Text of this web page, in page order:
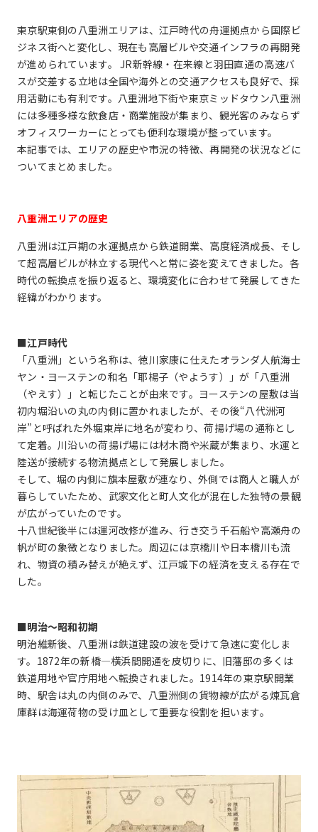
東京駅東側の八重洲エリアは、江戸時代の舟運拠点から国際ビ
ジネス街へと変化し、現在も高層ビルや交通インフラの再開発
が進められています。 JR新幹線・在来線と羽田直通の高速バ
スが交差する立地は全国や海外との交通アクセスも良好で、採
用活動にも有利です。八重洲地下街や東京ミッドタウン八重洲
には多種多様な飲食店・商業施設が集まり、観光客のみならず
オフィスワーカーにとっても便利な環境が整っています。
本記事では、エリアの歴史や市況の特徴、再開発の状況などに
ついてまとめました。
八重洲エリアの歴史
八重洲は江戸期の水運拠点から鉄道開業、高度経済成長、そし
て超高層ビルが林立する現代へと常に姿を変えてきました。各
時代の転換点を振り返ると、環境変化に合わせて発展してきた
経緯がわかります。
■江戸時代
「八重洲」という名称は、徳川家康に仕えたオランダ人航海士
ヤン・ヨーステンの和名「耶楊子（やようす）」が「八重洲
（やえす）」と転じたことが由来です。ヨーステンの屋敷は当
初内堀沿いの丸の内側に置かれましたが、その後“八代洲河
岸”と呼ばれた外堀東岸に地名が変わり、荷揚げ場の通称とし
て定着。川沿いの荷揚げ場には材木商や米蔵が集まり、水運と
陸送が接続する物流拠点として発展しました。
そして、堀の内側に旗本屋敷が連なり、外側では商人と職人が
暮らしていたため、武家文化と町人文化が混在した独特の景観
が広がっていたのです。
十八世紀後半には運河改修が進み、行き交う千石船や高瀬舟の
帆が町の象徴となりました。周辺には京橋川や日本橋川も流
れ、物資の積み替えが絶えず、江戸城下の経済を支える存在で
した。
■明治〜昭和初期
明治維新後、八重洲は鉄道建設の波を受けて急速に変化しま
す。1872年の新橋―横浜間開通を皮切りに、旧藩邸の多くは
鉄道用地や官庁用地へ転換されました。1914年の東京駅開業
時、駅舎は丸の内側のみで、八重洲側の貨物線が広がる煉瓦倉
庫群は海運荷物の受け皿として重要な役割を担います。
閉じる